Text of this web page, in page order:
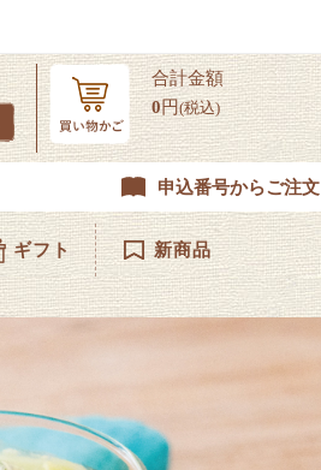
合計金額
0円(税込)
申込番号からご注文
ギフト 新商品